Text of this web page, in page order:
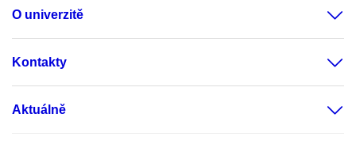
O univerzitě
Kontakty
Aktuálně